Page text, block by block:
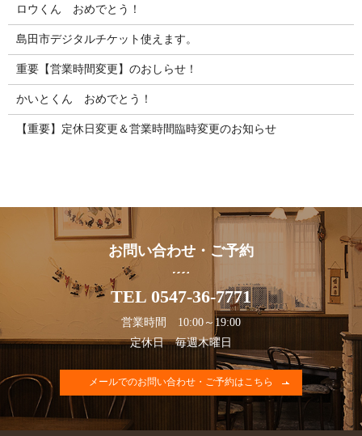
ロウくん おめでとう！
島田市デジタルチケット使えます。
重要【営業時間変更】のおしらせ！
かいとくん おめでとう！
【重要】定休日変更＆営業時間臨時変更のお知らせ
お問い合わせ・ご予約
TEL 0547-36-7771
営業時間 10:00～19:00
定休日 毎週木曜日
メールでのお問い合わせ・ご予約はこちら